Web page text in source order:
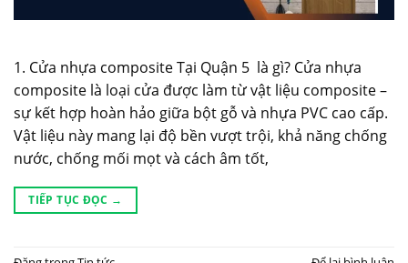
1. Cửa nhựa composite Tại Quận 5 là gì? Cửa nhựa
composite là loại cửa được làm từ vật liệu composite –
sự kết hợp hoàn hảo giữa bột gỗ và nhựa PVC cao cấp.
Vật liệu này mang lại độ bền vượt trội, khả năng chống
nước, chống mối mọt và cách âm tốt,
TIẾP TỤC ĐỌC →